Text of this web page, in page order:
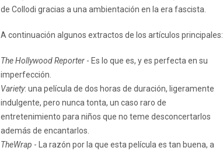
de Collodi gracias a una ambientación en la era fascista.
A continuación algunos extractos de los artículos principales:
The Hollywood Reporter - Es lo que es, y es perfecta en su
imperfección.
Variety: una película de dos horas de duración, ligeramente
indulgente, pero nunca tonta, un caso raro de
entretenimiento para niños que no teme desconcertarlos
además de encantarlos.
TheWrap - La razón por la que esta película es tan buena, a